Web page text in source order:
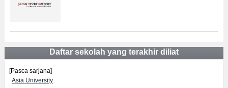
Daftar sekolah yang terakhir diliat
[Pasca sarjana]
Asia University